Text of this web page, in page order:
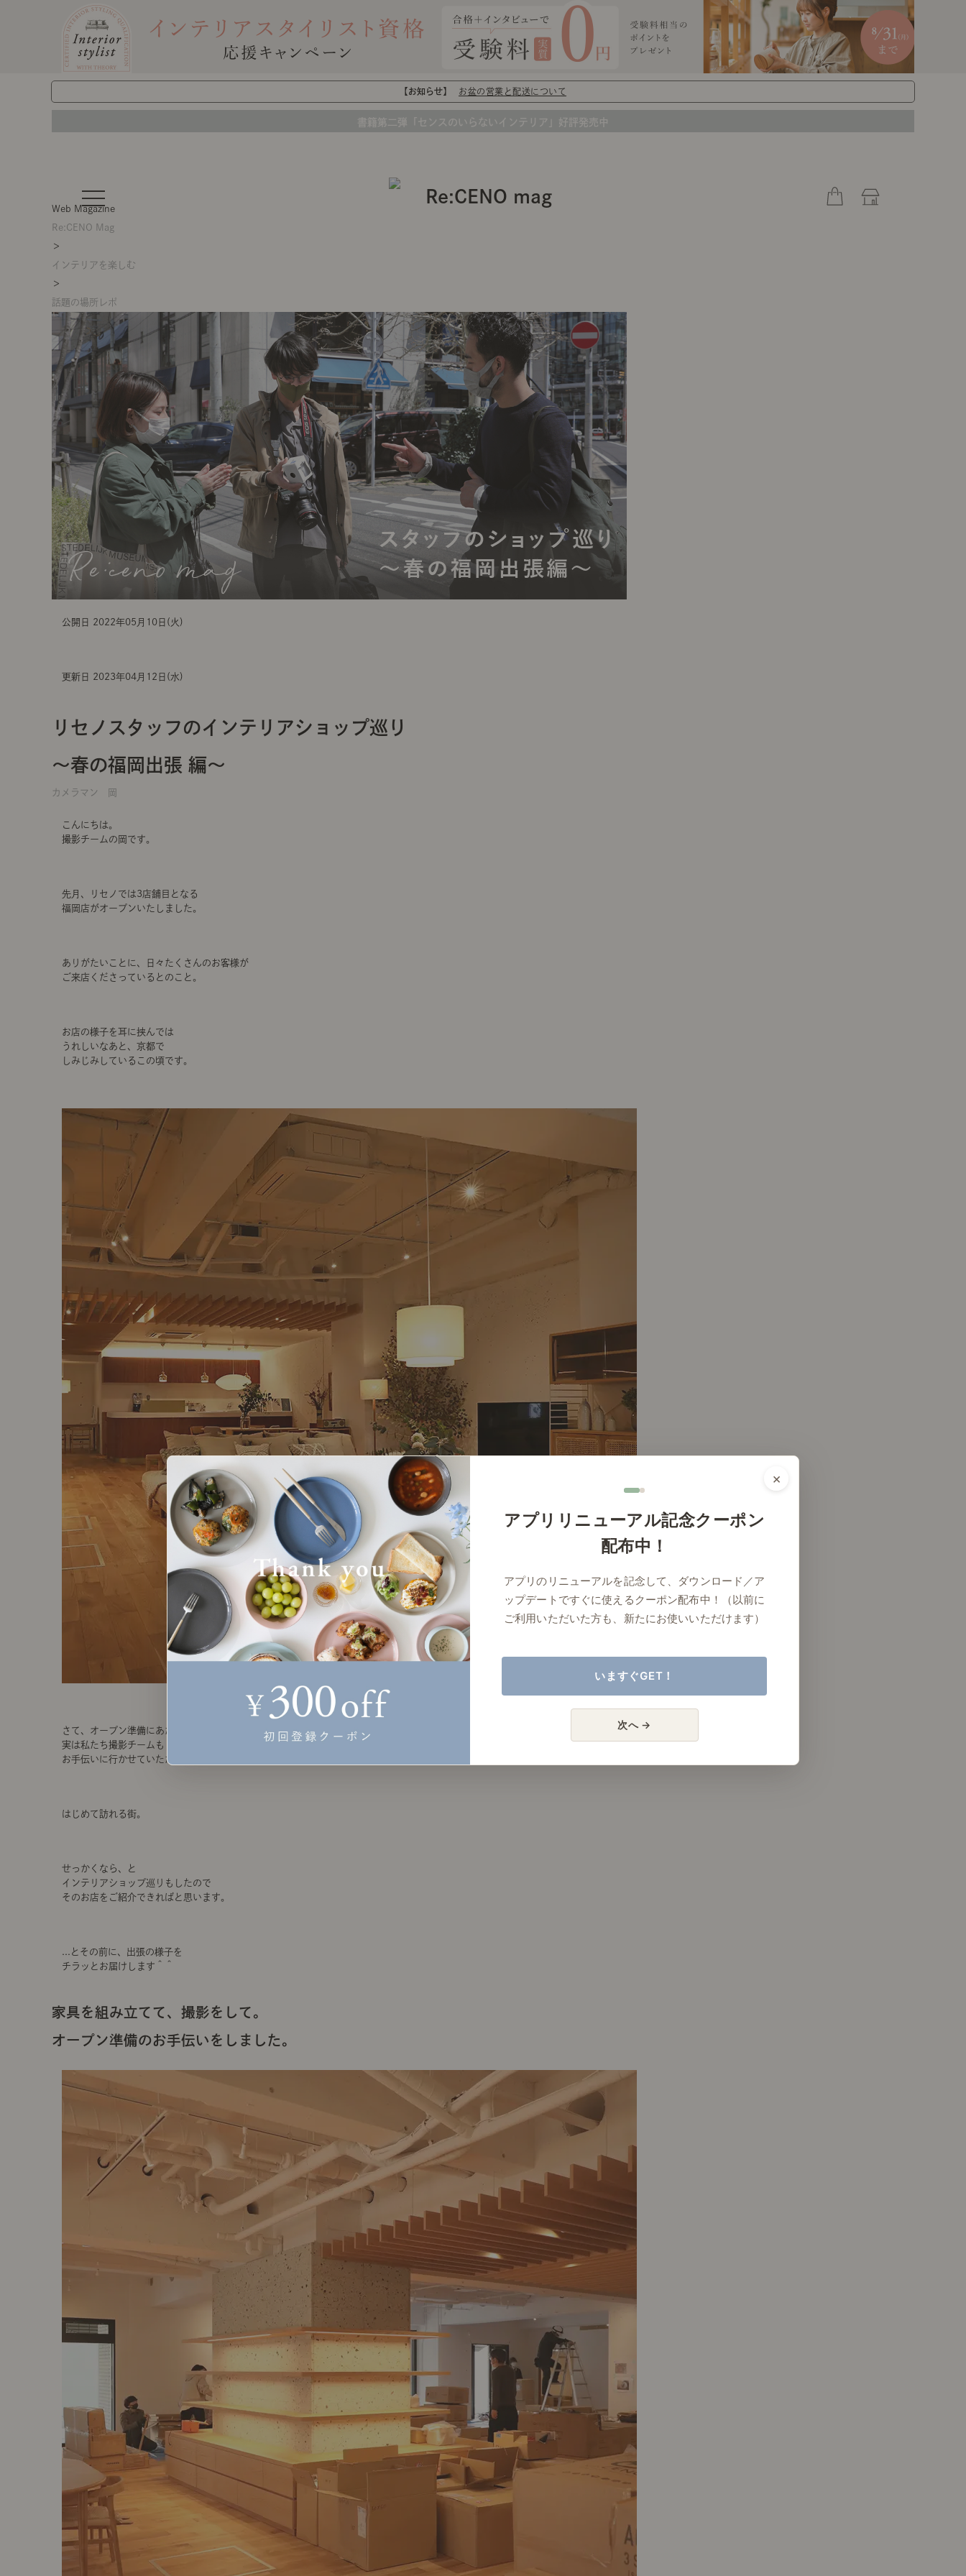
【お知らせ】 お盆の営業と配送について
書籍第二弾「センスのいらないインテリア」好評発売中
t
o
g
n
a
g
a
t
i
o
Web Magazine
Re:CENO Mag
＞
インテリアを楽しむ
＞
話題の場所レポ
公開日 2022年05月10日(火)
更新日 2023年04月12日(水)
リセノスタッフのインテリアショップ巡り
〜春の福岡出張 編〜
カメラマン 岡
こんにちは。
撮影チームの岡です。
先月、リセノでは3店舗目となる
福岡店がオープンいたしました。
ありがたいことに、日々たくさんのお客様が
ご来店くださっているとのこと。
お店の様子を耳に挟んでは
うれしいなあと、京都で
しみじみしているこの頃です。
さて、オープン準備にあたり
実は私たち撮影チームも
お手伝いに行かせていただいていました。
はじめて訪れる街。
せっかくなら、と
インテリアショップ巡りもしたので
そのお店をご紹介できればと思います。
...とその前に、出張の様子を
チラッとお届けします＾＾
家具を組み立てて、撮影をして。
オープン準備のお手伝いをしました。
×
アプリリニューアル記念クーポン
配布中！
アプリのリニューアルを記念して、ダウンロード／ア
ップデートですぐに使えるクーポン配布中！（以前に
ご利用いただいた方も、新たにお使いいただけます）
いますぐGET！
次へ →